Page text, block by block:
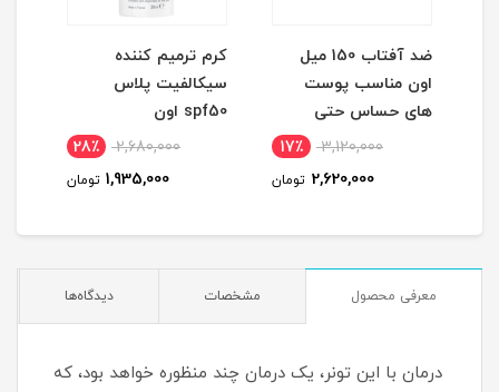
ضد آفتاب 150 میل
اون مناسب پوست
های حساس حتی
3,120,000 17٪
2,620,000 تومان
کرم ترمیم کننده
سیکالفیت پلاس
spf50 اون
2,680,000 28٪
1,935,000 تومان
معرفی محصول مشخصات دیدگاه‌ها
درمان با این تونر، یک درمان چند منظوره خواهد بود، که